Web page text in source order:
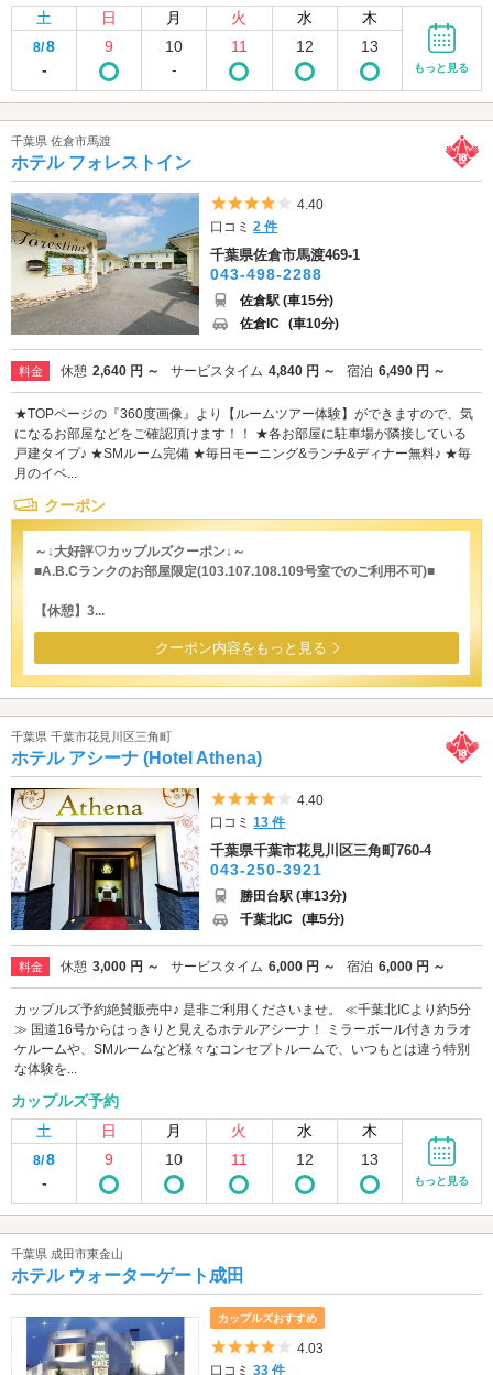
土 日 月 火 水 木
8/8
-
9
10
-
11 12 13
もっと見る
千葉県 佐倉市馬渡
ホテル フォレストイン
5つ星のうち4
4.40
口コミ2 件
千葉県佐倉市馬渡469-1
043-498-2288
佐倉駅 (車15分)
佐倉IC (車10分)
料金 休憩 2,640 円 ～ サービスタイム 4,840 円 ～ 宿泊 6,490 円 ～
★TOPページの『360度画像』より【ルームツアー体験】ができますので、気
になるお部屋などをご確認頂けます！！ ★各お部屋に駐車場が隣接している
戸建タイプ♪ ★SMルーム完備 ★毎日モーニング&ランチ&ディナー無料♪ ★毎
月のイベ...
クーポン
～↓大好評♡カップルズクーポン↓～
■A.B.Cランクのお部屋限定(103.107.108.109号室でのご利用不可)■
【休憩】3...
クーポン内容をもっと見る
千葉県 千葉市花見川区三角町
ホテル アシーナ (Hotel Athena)
5つ星のうち4
4.40
口コミ13 件
千葉県千葉市花見川区三角町760-4
043-250-3921
勝田台駅 (車13分)
千葉北IC (車5分)
料金 休憩 3,000 円 ～ サービスタイム 6,000 円 ～ 宿泊 6,000 円 ～
カップルズ予約絶賛販売中♪ 是非ご利用くださいませ。 ≪千葉北ICより約5分
≫ 国道16号からはっきりと見えるホテルアシーナ！ ミラーボール付きカラオ
ケルームや、SMルームなど様々なコンセプトルームで、いつもとは違う特別
な体験を...
カップルズ予約
土
日 月 火 水 木
8/8
-
9 10 11 12 13
もっと見る
千葉県 成田市東金山
ホテル ウォーターゲート成田
カップルズおすすめ
5つ星のうち4
4.03
口コミ33 件